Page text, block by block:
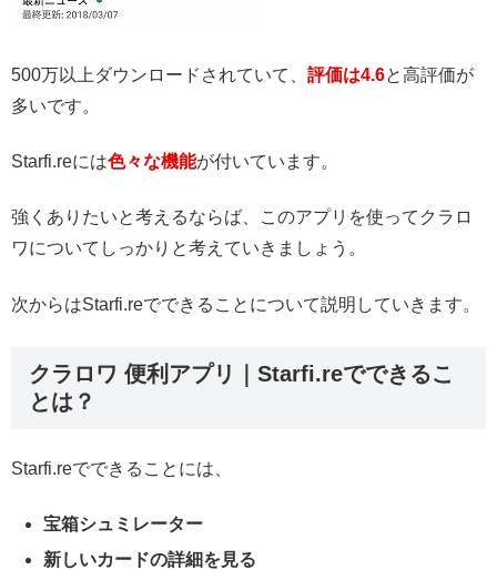
500万以上ダウンロードされていて、 評価は4.6と高評価が
多いです。
Starfi.reには色々な機能が付いています。
強くありたいと考えるならば、
このアプリを使ってクラロ
ワについてしっかりと考えていきましょう。
次からはStarfi.reでできることについて説明していきます。
クラロワ 便利アプリ｜Starfi.reでできるこ
とは？
Starfi.reでできることには、
宝箱シュミレーター
新しいカードの詳細を見る